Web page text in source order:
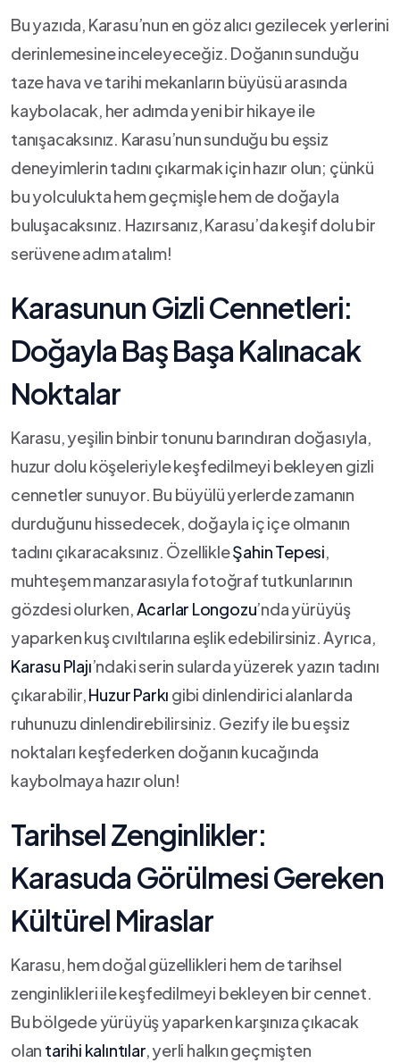
Bu yazıda, Karasu’nun en göz ⁣alıcı gezilecek ‌yerlerini
derinlemesine inceleyeceğiz.⁣ Doğanın ​sunduğu ​
taze hava ve tarihi mekanların büyüsü arasında
kaybolacak, her adımda⁤ yeni bir hikaye ile
tanışacaksınız. Karasu’nun⁣ sunduğu ⁢bu⁢ eşsiz
deneyimlerin tadını çıkarmak için hazır olun; çünkü
bu yolculukta hem geçmişle ⁣hem de doğayla
buluşacaksınız.‌ Hazırsanız, Karasu’da keşif dolu‌ bir
serüvene adım atalım!
Karasunun Gizli Cennetleri:⁤
Doğayla Baş Başa Kalınacak
Noktalar
Karasu, yeşilin binbir ‍tonunu barındıran doğasıyla,
huzur dolu​ köşeleriyle‍ keşfedilmeyi bekleyen gizli
cennetler sunuyor.‍ Bu büyülü yerlerde zamanın
durduğunu hissedecek, doğayla iç içe olmanın ​
tadını çıkaracaksınız. ÖzellikleŞahin Tepesi,
muhteşem⁤ manzarasıyla fotoğraf ⁣tutkunlarının
gözdesi olurken,Acarlar ⁣Longozu’nda yürüyüş
yaparken ​kuş cıvıltılarına‌ eşlik⁣ edebilirsiniz.‌ Ayrıca,
Karasu Plajı’ndaki serin sularda yüzerek yazın tadını
çıkarabilir,Huzur Parkı gibi dinlendirici‌ alanlarda
⁣ruhunuzu⁢ dinlendirebilirsiniz.⁢ Gezify ile bu eşsiz
noktaları keşfederken doğanın kucağında
kaybolmaya ​hazır⁣ olun!
Tarihsel Zenginlikler:
Karasuda Görülmesi Gereken⁢
Kültürel ‌Miraslar
Karasu, ⁣hem doğal güzellikleri hem de tarihsel​
zenginlikleri ile keşfedilmeyi bekleyen‍ bir cennet.
⁤Bu‍ bölgede yürüyüş yaparken karşınıza çıkacak⁢
olan tarihi kalıntılar,‍ yerli halkın ⁣geçmişten